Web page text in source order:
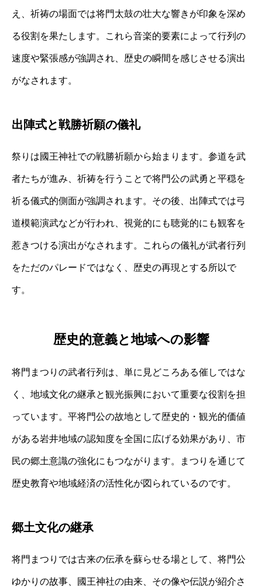
え、祈祷の場面では将門太鼓の壮大な響きが印象を深め
る役割を果たします。これら音楽的要素によって行列の
速度や緊張感が強調され、歴史の瞬間を感じさせる演出
がなされます。
出陣式と戦勝祈願の儀礼
祭りは國王神社での戦勝祈願から始まります。参道を武
者たちが進み、祈祷を行うことで将門公の武勇と平穏を
祈る儀式的側面が強調されます。その後、出陣式では弓
道模範演武などが行われ、視覚的にも聴覚的にも観客を
惹きつける演出がなされます。これらの儀礼が武者行列
をただのパレードではなく、歴史の再現とする所以で
す。
歴史的意義と地域への影響
将門まつりの武者行列は、単に見どころある催しではな
く、地域文化の継承と観光振興において重要な役割を担
っています。平将門公の故地として歴史的・観光的価値
がある岩井地域の認知度を全国に広げる効果があり、市
民の郷土意識の強化にもつながります。まつりを通じて
歴史教育や地域経済の活性化が図られているのです。
郷土文化の継承
将門まつりでは古来の伝承を蘇らせる場として、将門公
ゆかりの故事、國王神社の由来、その像や伝説が紹介さ